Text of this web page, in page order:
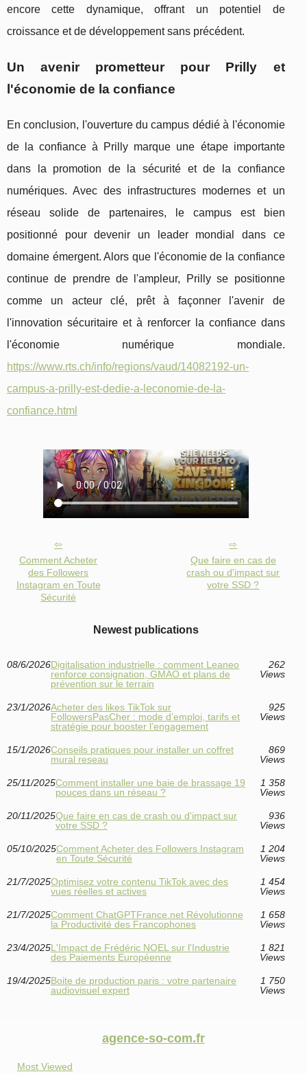
encore cette dynamique, offrant un potentiel de
croissance et de développement sans précédent.
Un avenir prometteur pour Prilly et
l'économie de la confiance
En conclusion, l'ouverture du campus dédié à l'économie
de la confiance à Prilly marque une étape importante
dans la promotion de la sécurité et de la confiance
numériques. Avec des infrastructures modernes et un
réseau solide de partenaires, le campus est bien
positionné pour devenir un leader mondial dans ce
domaine émergent. Alors que l'économie de la confiance
continue de prendre de l'ampleur, Prilly se positionne
comme un acteur clé, prêt à façonner l'avenir de
l'innovation sécuritaire et à renforcer la confiance dans
l'économie numérique mondiale.
https://www.rts.ch/info/regions/vaud/14082192-un-
campus-a-prilly-est-dedie-a-leconomie-de-la-
confiance.html
Comment Acheter
des Followers
Instagram en Toute
Sécurité
Que faire en cas de
crash ou d'impact sur
votre SSD ?
Newest publications
08/6/2026Digitalisation industrielle : comment Leaneo
renforce consignation, GMAO et plans de
prévention sur le terrain
262
Views
23/1/2026Acheter des likes TikTok sur
FollowersPasCher : mode d’emploi, tarifs et
stratégie pour booster l’engagement
925
Views
15/1/2026Conseils pratiques pour installer un coffret
mural reseau
869
Views
25/11/2025Comment installer une baie de brassage 19
pouces dans un réseau ?
1 358
Views
20/11/2025Que faire en cas de crash ou d'impact sur
votre SSD ?
936
Views
05/10/2025Comment Acheter des Followers Instagram
en Toute Sécurité
1 204
Views
21/7/2025Optimisez votre contenu TikTok avec des
vues réelles et actives
1 454
Views
21/7/2025Comment ChatGPTFrance.net Révolutionne
la Productivité des Francophones
1 658
Views
23/4/2025L'Impact de Frédéric NOEL sur l'Industrie
des Paiements Européenne
1 821
Views
19/4/2025Boite de production paris : votre partenaire
audiovisuel expert
1 750
Views
agence-so-com.fr
Most Viewed